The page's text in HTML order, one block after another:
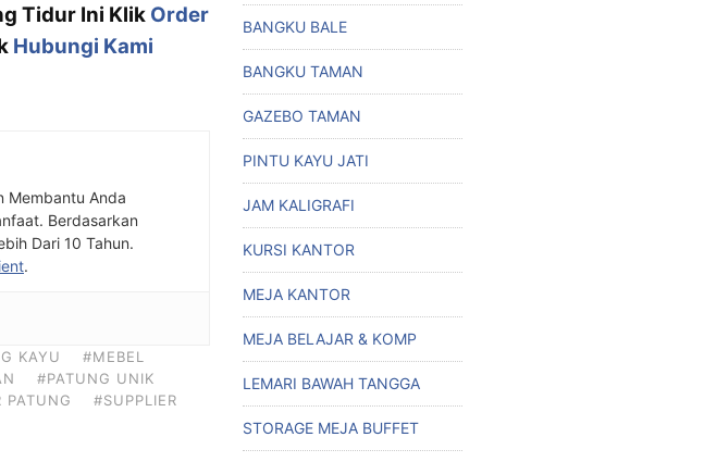
Tidur Ini Klik Order
Hubungi Kami
Membantu Anda
Berdasarkan
Dari 10 Tahun.
.
KAYU
#MEBEL
#PATUNG UNIK
PATUNG
#SUPPLIER
BANGKU BALE
BANGKU TAMAN
GAZEBO TAMAN
PINTU KAYU JATI
JAM KALIGRAFI
KURSI KANTOR
MEJA KANTOR
MEJA BELAJAR & KOMP
LEMARI BAWAH TANGGA
STORAGE MEJA BUFFET